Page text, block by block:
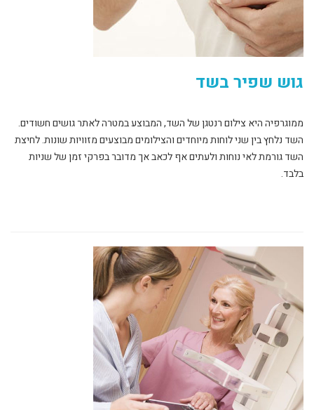
גוש שפיר בשד
ממוגרפיה היא צילום רנטגן של השד, המבוצע במטרה לאתר גושים חשודים.
השד נלחץ בין שני לוחות מיוחדים והצילומים מבוצעים מזוויות שונות. לחיצת
השד גורמת לאי נוחות ולעתים אף לכאב אך מדובר בפרקי זמן של שניות
בלבד.